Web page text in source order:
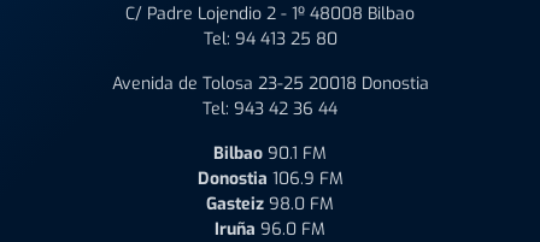
C/ Padre Lojendio 2 - 1º 48008 Bilbao
Tel: 94 413 25 80
Avenida de Tolosa 23-25 20018 Donostia
Tel: 943 42 36 44
Bilbao 90.1 FM
Donostia 106.9 FM
Gasteiz 98.0 FM
Iruña 96.0 FM